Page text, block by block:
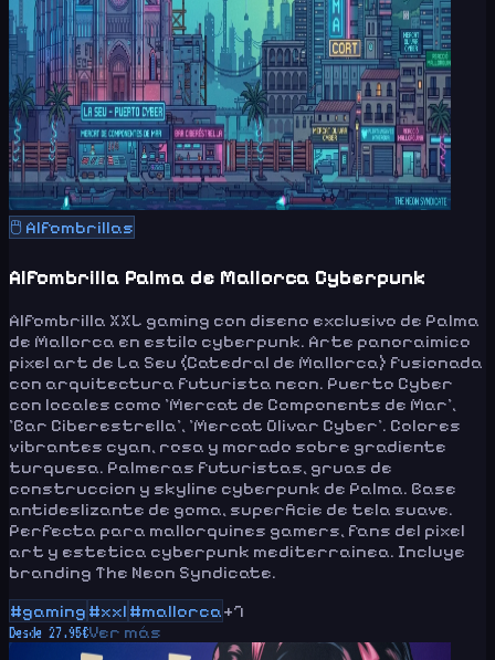
🖱️ Alfombrillas
Alfombrilla Palma de Mallorca Cyberpunk
Alfombrilla XXL gaming con diseno exclusivo de Palma
de Mallorca en estilo cyberpunk. Arte panoraimico
pixel art de La Seu (Catedral de Mallorca) fusionada
con arquitectura futurista neon. Puerto Cyber
con locales como 'Mercat de Components de Mar',
'Bar Ciberestrella', 'Mercat Olivar Cyber'. Colores
vibrantes cyan, rosa y morado sobre gradiente
turquesa. Palmeras futuristas, gruas de
construccion y skyline cyberpunk de Palma. Base
antideslizante de goma, superficie de tela suave.
Perfecta para mallorquines gamers, fans del pixel
art y estetica cyberpunk mediterrainea. Incluye
branding The Neon Syndicate.
#gaming #xxl #mallorca+7
Desde 27.95€Ver más